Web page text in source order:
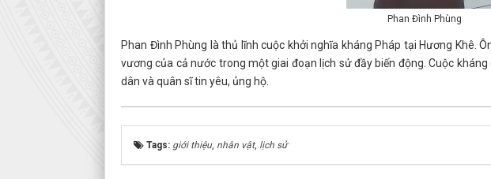
Phan Đình Phùng
Phan Đình Phùng là thủ lĩnh cuộc khởi nghĩa kháng Pháp tại Hương Khê.
vương của cả nước trong một giai đoạn lịch sử đầy biến động. Cuộc
dân và quân sĩ tin yêu, ủng hộ.
Tags: giới thiệu, nhân vật, lịch sử